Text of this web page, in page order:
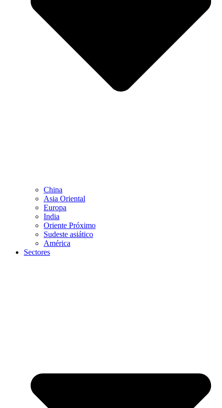
China
Asia Oriental
Europa
India
Oriente Próximo
Sudeste asiático
América
Sectores